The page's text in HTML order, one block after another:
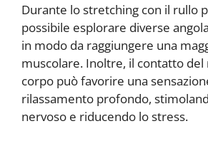
Durante lo stretching con il rullo
possibile esplorare diverse
in modo da raggiungere una
muscolare. Inoltre, il contatto del
corpo può favorire una
rilassamento profondo,
nervoso e riducendo lo stress.